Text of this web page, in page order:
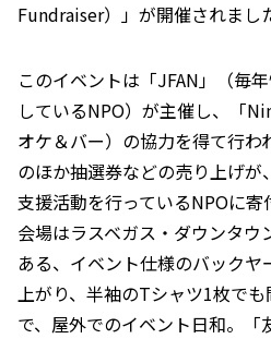
Fundraiser）」が開催されまし
このイベントは「JFAN」（毎
しているNPO）が主催し、「
オケ＆バー）の協力を得て行わ
のほか抽選券などの売り上げ
支援活動を行っているNPOに寄
会場はラスベガス・ダウンタ
ある、イベント仕様のバックヤ
上がり、半袖のTシャツ1枚で
で、屋外でのイベント日和。「